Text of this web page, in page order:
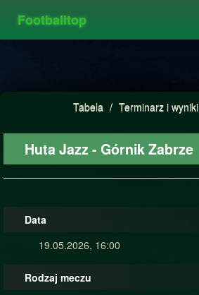
Footballtop
STATYSTYKI
Tabela / Terminarz i wyniki
Huta Jazz - Górnik Zabrze
Data
19.05.2026, 16:00
Rodzaj meczu